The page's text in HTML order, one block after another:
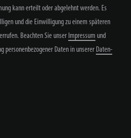
kann erteilt oder abgelehnt werden. Es
und die Einwilligung zu einem späteren
Beachten Sie unser Impressum und
personenbezogener Daten in unserer Daten­